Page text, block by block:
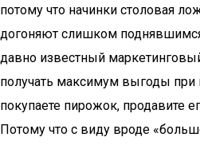
потому что начинки столовая
догоняют слишком
давно известный
получать максимум выгоды при
покупаете пирожок, продавите
Потому что с виду вроде